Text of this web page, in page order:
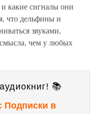
какие сигналы они
что дельфины и
звуками,
чем у любых
📚
Подписки в